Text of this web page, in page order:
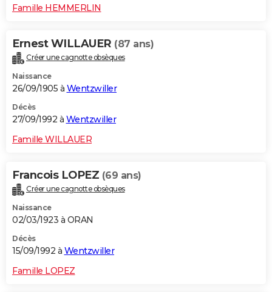
Famille HEMMERLIN
Ernest WILLAUER (87 ans)
Créer une cagnotte obsèques
Naissance
26/09/1905 à Wentzwiller
Décès
27/09/1992 à Wentzwiller
Famille WILLAUER
Francois LOPEZ (69 ans)
Créer une cagnotte obsèques
Naissance
02/03/1923 à ORAN
Décès
15/09/1992 à Wentzwiller
Famille LOPEZ